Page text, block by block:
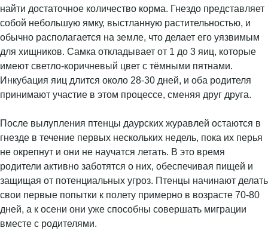
найти достаточное количество корма. Гнездо представляет
собой небольшую ямку, выстланную растительностью, и
обычно располагается на земле, что делает его уязвимым
для хищников. Самка откладывает от 1 до 3 яиц, которые
имеют светло-коричневый цвет с тёмными пятнами.
Инкубация яиц длится около 28-30 дней, и оба родителя
принимают участие в этом процессе, сменяя друг друга.
После вылупления птенцы даурских журавлей остаются в
гнезде в течение первых нескольких недель, пока их перья
не окрепнут и они не научатся летать. В это время
родители активно заботятся о них, обеспечивая пищей и
защищая от потенциальных угроз. Птенцы начинают делать
свои первые попытки к полету примерно в возрасте 70-80
дней, а к осени они уже способны совершать миграции
вместе с родителями.